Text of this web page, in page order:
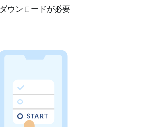
ダウンロードが必要